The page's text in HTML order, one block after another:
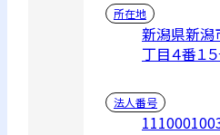
所在地
新潟県新潟
丁目４番１
法人番号